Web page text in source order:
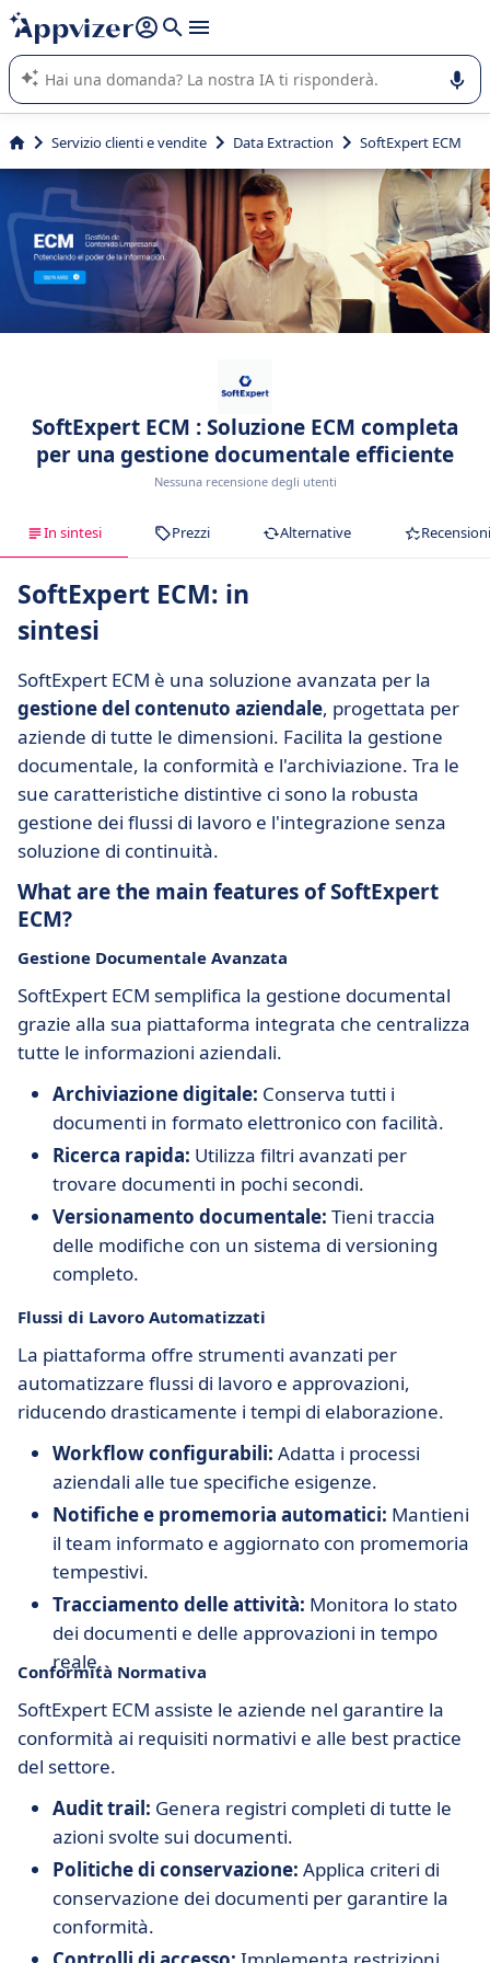
righe con
shift + enter
L'IA di Appvizer vi guida nell'utilizzo o nella scelta di un
software SaaS per la vostra azienda.
Servizio clienti e vendite Data Extraction SoftExpert ECM
SoftExpert ECM : Soluzione ECM completa
per una gestione documentale efficiente
Nessuna recensione degli utenti
In sintesi Prezzi Alternative Recensioni
SoftExpert ECM: in
sintesi
SoftExpert ECM è una soluzione avanzata per la
gestione del contenuto aziendale, progettata per
aziende di tutte le dimensioni. Facilita la gestione
documentale, la conformità e l'archiviazione. Tra le
sue caratteristiche distintive ci sono la robusta
gestione dei flussi di lavoro e l'integrazione senza
soluzione di continuità.
What are the main features of SoftExpert
ECM?
Gestione Documentale Avanzata
SoftExpert ECM semplifica la gestione documental
grazie alla sua piattaforma integrata che centralizza
tutte le informazioni aziendali.
Archiviazione digitale: Conserva tutti i
documenti in formato elettronico con facilità.
Ricerca rapida: Utilizza filtri avanzati per
trovare documenti in pochi secondi.
Versionamento documentale: Tieni traccia
delle modifiche con un sistema di versioning
completo.
Flussi di Lavoro Automatizzati
La piattaforma offre strumenti avanzati per
automatizzare flussi di lavoro e approvazioni,
riducendo drasticamente i tempi di elaborazione.
Workflow configurabili: Adatta i processi
aziendali alle tue specifiche esigenze.
Notifiche e promemoria automatici: Mantieni
il team informato e aggiornato con promemoria
tempestivi.
Tracciamento delle attività: Monitora lo stato
dei documenti e delle approvazioni in tempo
reale.
Conformità Normativa
SoftExpert ECM assiste le aziende nel garantire la
conformità ai requisiti normativi e alle best practice
del settore.
Audit trail: Genera registri completi di tutte le
azioni svolte sui documenti.
Politiche di conservazione: Applica criteri di
conservazione dei documenti per garantire la
conformità.